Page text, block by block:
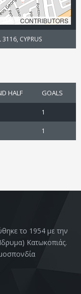
CONTRIBUTORS
CYPRUS
HALF GOALS
1
1
το 1954 με την
Κατωκοπιάς.